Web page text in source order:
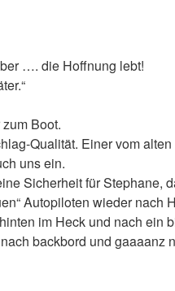
…. die Hoffnung lebt!
Boot.
Qualität. Einer vom
uns ein.
Sicherheit für Stephane,
Autopiloten wieder nach
im Heck und nach ein
backbord und gaaaanz